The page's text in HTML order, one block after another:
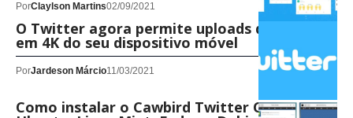
PorClaylson Martins02/09/2021
O Twitter agora permite uploads de imagens
em 4K do seu dispositivo móvel
PorJardeson Márcio11/03/2021
Como instalar o Cawbird Twitter Client no